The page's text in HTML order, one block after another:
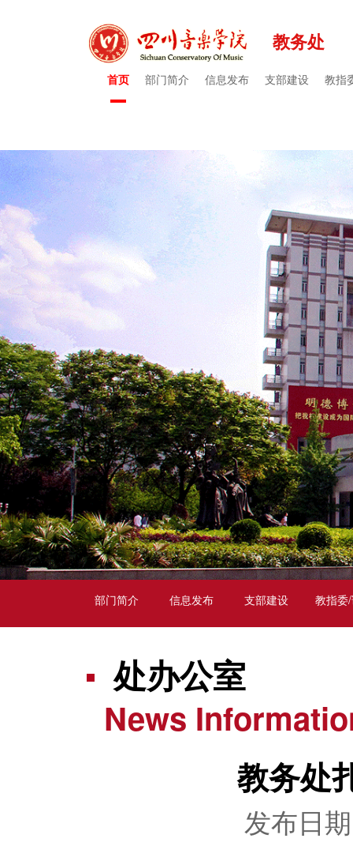
教务处
首页 部门简介 信息发布 支部建设 教指
部门简介 信息发布 支部建设 教指委
处办公室
News
教务处
发布日